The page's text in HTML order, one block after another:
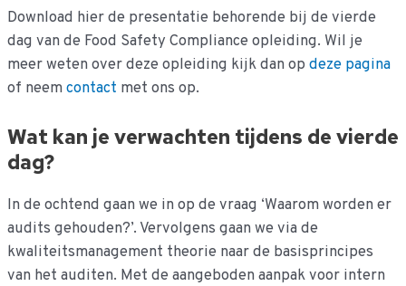
inhoud
Download hier de presentatie behorende bij de vierde
dag van de Food Safety Compliance opleiding. Wil je
meer weten over deze opleiding kijk dan op deze pagina
of neemcontact met ons op.
Wat kan je verwachten tijdens de vierde
dag?
In de ochtend gaan we in op de vraag ‘Waarom worden er
audits gehouden?’. Vervolgens gaan we via de
kwaliteitsmanagement theorie naar de basisprincipes
van het auditen. Met de aangeboden aanpak voor intern